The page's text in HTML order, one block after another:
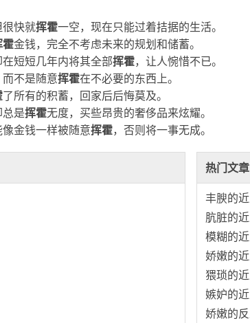
快就挥霍一空，现在只能过着拮据的生活。
金钱，完全不考虑未来的规划和储蓄。
短短几年内将其全部挥霍，让人惋惜不已。
不是随意挥霍在不必要的东西上。
了所有的积蓄，回家后后悔莫及。
是挥霍无度，买些昂贵的奢侈品来炫耀。
金钱一样被随意挥霍，否则将一事无成。
热门文章
丰腴的近
肮脏的
模糊的近
娇嫩的
猥琐的
嫉妒的
娇嫩的